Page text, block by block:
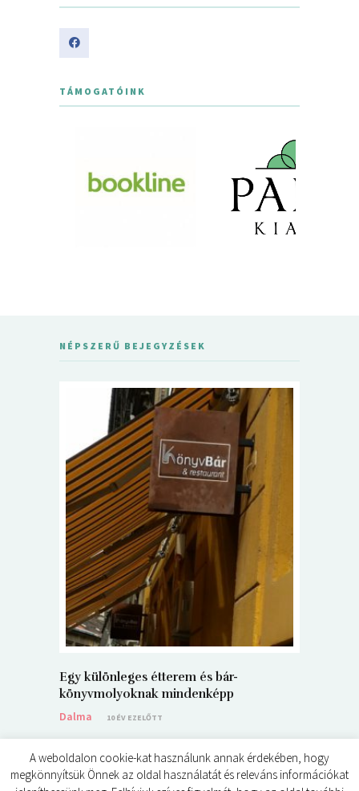
TÁMOGATÓINK
NÉPSZERŰ BEJEGYZÉSEK
Egy különleges étterem és bár-
könyvmolyoknak mindenképp
Dalma
10 ÉV EZELŐTT
A weboldalon cookie-kat használunk annak érdekében, hogy
megkönnyítsük Önnek az oldal használatát és releváns információkat